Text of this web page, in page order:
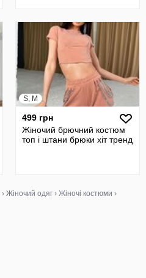
S, M
499 грн
Жіночий брючний костюм
топ і штани брюки хіт тренд
› Жіночий одяг › Жіночі костюми ›